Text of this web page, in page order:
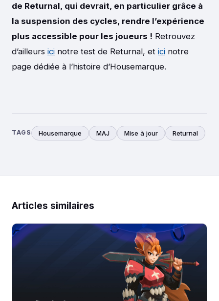
de Returnal, qui devrait, en particulier grâce à
la suspension des cycles, rendre l’expérience
plus accessible pour les joueurs ! Retrouvez
d’ailleurs ici notre test de Returnal, et ici notre
page dédiée à l’histoire d’Housemarque.
TAGS Housemarque MAJ Mise à jour Returnal
Articles similaires